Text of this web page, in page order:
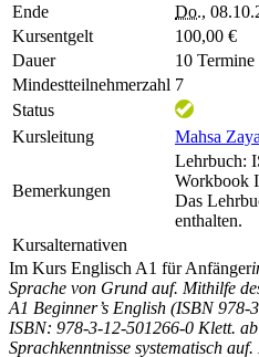
Ende
Do.,
Kursentgelt
100,00 €
Dauer
10 Termine
Mindestteilnehmerzahl 7
Status
Kursleitung
Mahsa
Bemerkungen
Lehrbuch:
Workbook
Das
enthalten.
Kursalternativen
Im Kurs Englisch A1 für Anfänger
Sprache von Grund auf. Mithilfe
A1 Beginner’s English (ISBN
ISBN: 978-3-12-501266-0 Klett.
Sprachkenntnisse systematisch